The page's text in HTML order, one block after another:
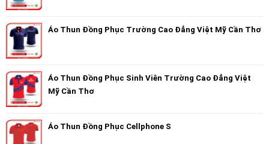
Áo Thun Đồng Phục Trường Cao Đẳng Việt Mỹ Cần Thơ
Áo Thun Đồng Phục Sinh Viên Trường Cao Đẳng Việt
Mỹ Cần Thơ
Áo Thun Đồng Phục Cellphone S